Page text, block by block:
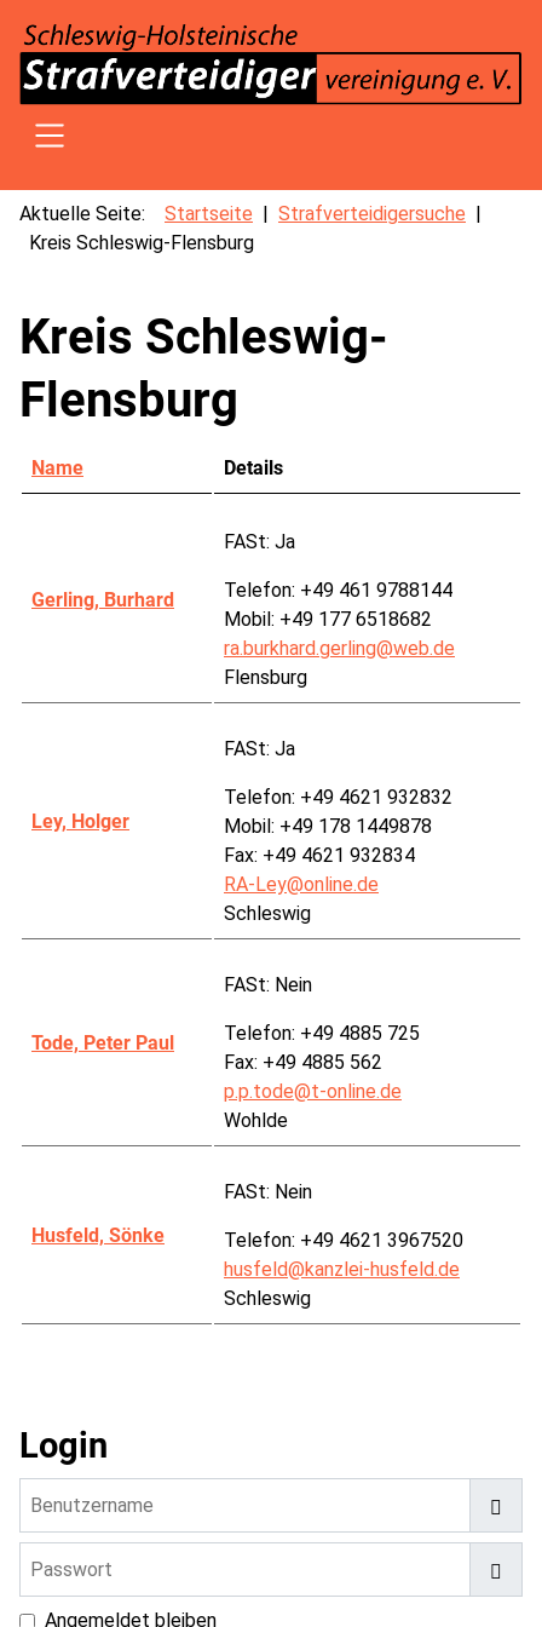
SKIP TO MAIN CONTENT
Aktuelle Seite: Startseite
Strafverteidigersuche
Kreis Schleswig-Flensburg
Kreis Schleswig-
Flensburg
Name Details
Gerling, Burhard
FASt: Ja
Telefon: +49 461 9788144
Mobil: +49 177 6518682
ra.burkhard.gerling@web.de
Flensburg
Ley, Holger
FASt: Ja
Telefon: +49 4621 932832
Mobil: +49 178 1449878
Fax: +49 4621 932834
RA-Ley@online.de
Schleswig
Tode, Peter Paul
FASt: Nein
Telefon: +49 4885 725
Fax: +49 4885 562
p.p.tode@t-online.de
Wohlde
Husfeld, Sönke
FASt: Nein
Telefon: +49 4621 3967520
husfeld@kanzlei-husfeld.de
Schleswig
Login
Angemeldet bleiben